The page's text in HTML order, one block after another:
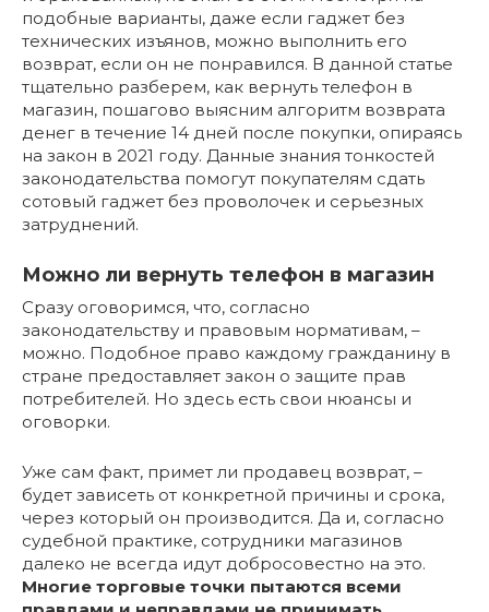
подобные варианты, даже если гаджет без
технических изъянов, можно выполнить его
возврат, если он не понравился. В данной статье
тщательно разберем, как вернуть телефон в
магазин, пошагово выясним алгоритм возврата
денег в течение 14 дней после покупки, опираясь
на закон в 2021 году. Данные знания тонкостей
законодательства помогут покупателям сдать
сотовый гаджет без проволочек и серьезных
затруднений.
Можно ли вернуть телефон в магазин
Сразу оговоримся, что, согласно
законодательству и правовым нормативам, –
можно. Подобное право каждому гражданину в
стране предоставляет закон о защите прав
потребителей. Но здесь есть свои нюансы и
оговорки.
Уже сам факт, примет ли продавец возврат, –
будет зависеть от конкретной причины и срока,
через который он производится. Да и, согласно
судебной практике, сотрудники магазинов
далеко не всегда идут добросовестно на это.
Многие торговые точки пытаются всеми